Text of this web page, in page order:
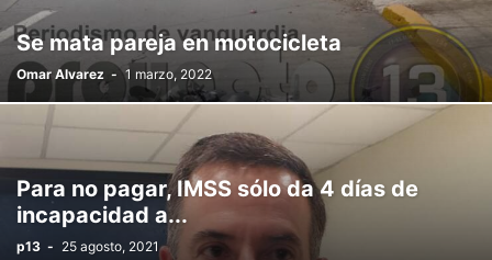
TEZONAPA TOTUTLA VIDEO
XALAPA YANGA ZONGOLICA
Se mata pareja en motocicleta
Omar Alvarez - 1 marzo, 2022
Para no pagar, IMSS sólo da 4 días de
incapacidad a...
p13 - 25 agosto, 2021